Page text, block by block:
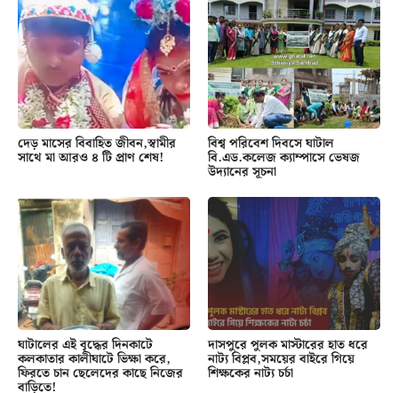
দেড় মাসের বিবাহিত জীবন,স্বামীর
সাথে মা আরও ৪ টি প্রাণ শেষ!
বিশ্ব পরিবেশ দিবসে ঘাটাল
বি.এড.কলেজ ক্যাম্পাসে ভেষজ
উদ্যানের সূচনা
ঘাটালের এই বৃদ্ধের দিনকাটে
কলকাতার কালীঘাটে ভিক্ষা করে,
ফিরতে চান ছেলেদের কাছে নিজের
বাড়িতে!
দাসপুরে পুলক মাস্টারের হাত ধরে
নাট্য বিপ্লব,সময়ের বাইরে গিয়ে
শিক্ষকের নাট্য চর্চা